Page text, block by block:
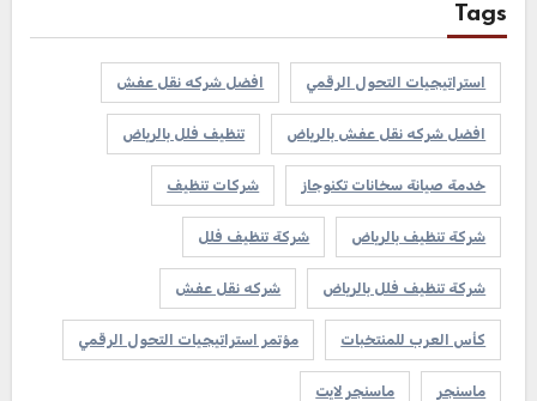
Tags
استراتيجيات التحول الرقمي افضل شركه نقل عفش
افضل شركه نقل عفش بالرياض تنظيف فلل بالرياض
خدمة صيانة سخانات تكنوجاز شركات تنظيف
شركة تنظيف بالرياض شركة تنظيف فلل
شركة تنظيف فلل بالرياض شركه نقل عفش
كأس العرب للمنتخبات مؤتمر استراتيجيات التحول الرقمي
ماسنجر ماسنجر لايت